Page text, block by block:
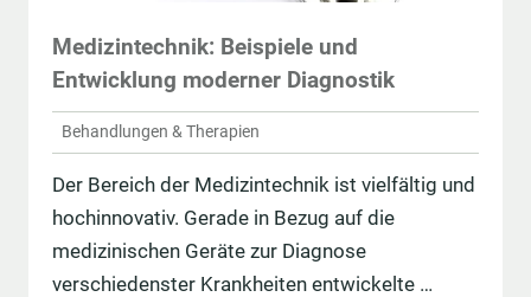
Medizintechnik: Beispiele und
Entwicklung moderner Diagnostik
Behandlungen & Therapien
Der Bereich der Medizintechnik ist vielfältig und
hochinnovativ. Gerade in Bezug auf die
medizinischen Geräte zur Diagnose
verschiedenster Krankheiten entwickelte …